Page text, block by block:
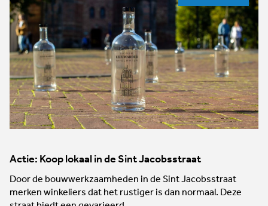
Actie: Koop lokaal in de Sint Jacobsstraat
Door de bouwwerkzaamheden in de Sint Jacobsstraat
merken winkeliers dat het rustiger is dan normaal. Deze